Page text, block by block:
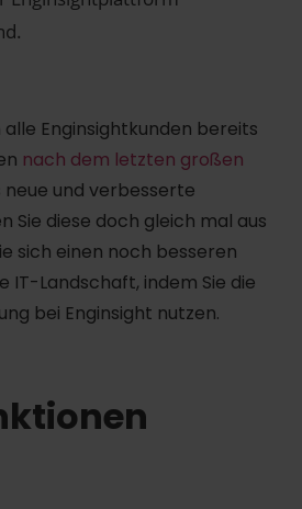
Enginsightkunden bereits
nach dem letzten großen
neue und verbesserte
Sie diese doch gleich mal aus
sich einen noch besseren
IT-Landschaft, indem Sie die
bei Enginsight nutzen.